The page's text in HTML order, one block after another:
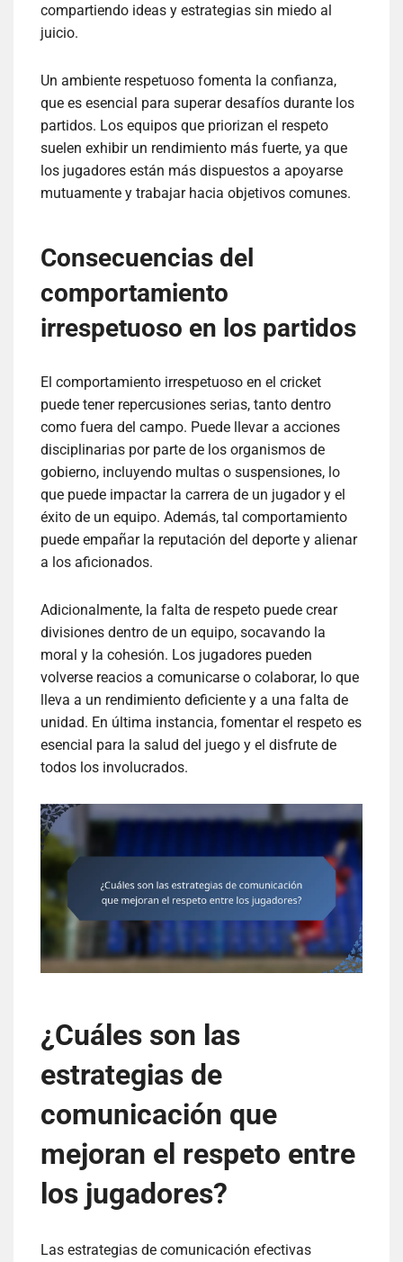
compartiendo ideas y estrategias sin miedo al
juicio.
Un ambiente respetuoso fomenta la confianza,
que es esencial para superar desafíos durante los
partidos. Los equipos que priorizan el respeto
suelen exhibir un rendimiento más fuerte, ya que
los jugadores están más dispuestos a apoyarse
mutuamente y trabajar hacia objetivos comunes.
Consecuencias del
comportamiento
irrespetuoso en los partidos
El comportamiento irrespetuoso en el cricket
puede tener repercusiones serias, tanto dentro
como fuera del campo. Puede llevar a acciones
disciplinarias por parte de los organismos de
gobierno, incluyendo multas o suspensiones, lo
que puede impactar la carrera de un jugador y el
éxito de un equipo. Además, tal comportamiento
puede empañar la reputación del deporte y alienar
a los aficionados.
Adicionalmente, la falta de respeto puede crear
divisiones dentro de un equipo, socavando la
moral y la cohesión. Los jugadores pueden
volverse reacios a comunicarse o colaborar, lo que
lleva a un rendimiento deficiente y a una falta de
unidad. En última instancia, fomentar el respeto es
esencial para la salud del juego y el disfrute de
todos los involucrados.
¿Cuáles son las
estrategias de
comunicación que
mejoran el respeto entre
los jugadores?
Las estrategias de comunicación efectivas